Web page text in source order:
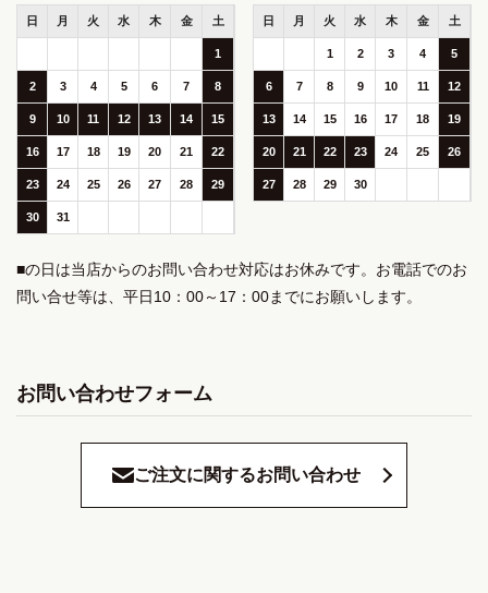
日 月 火 水 木 金 土
1
2 3 4 5 6 7 8
9 10 11 12 13 14 15
16 17 18 19 20 21 22
23 24 25 26 27 28 29
30 31
日 月 火 水 木 金 土
1 2 3 4 5
6 7 8 9 10 11 12
13 14 15 16 17 18 19
20 21 22 23 24 25 26
27 28 29 30
■の日は当店からのお問い合わせ対応はお休みです。お電話でのお
問い合せ等は、平日10：00～17：00までにお願いします。
お問い合わせフォーム
ご注文に関するお問い合わせ